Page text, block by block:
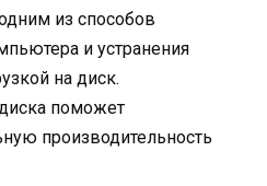
из способов
и устранения
на диск.
поможет
производительность